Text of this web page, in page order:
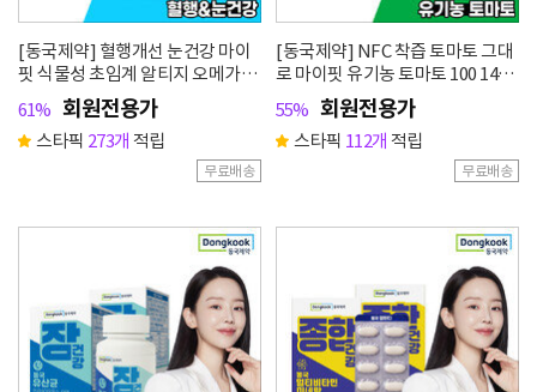
[동국제약] 혈행개선 눈건강 마이
핏 식물성 초임계 알티지 오메가3
30캡슐 1박스
61% 회원전용가
스타픽 273개 적립
무료배송
[동국제약] NFC 착즙 토마토 그대
로 마이핏 유기농 토마토 100 14포
55% 회원전용가
스타픽 112개 적립
무료배송